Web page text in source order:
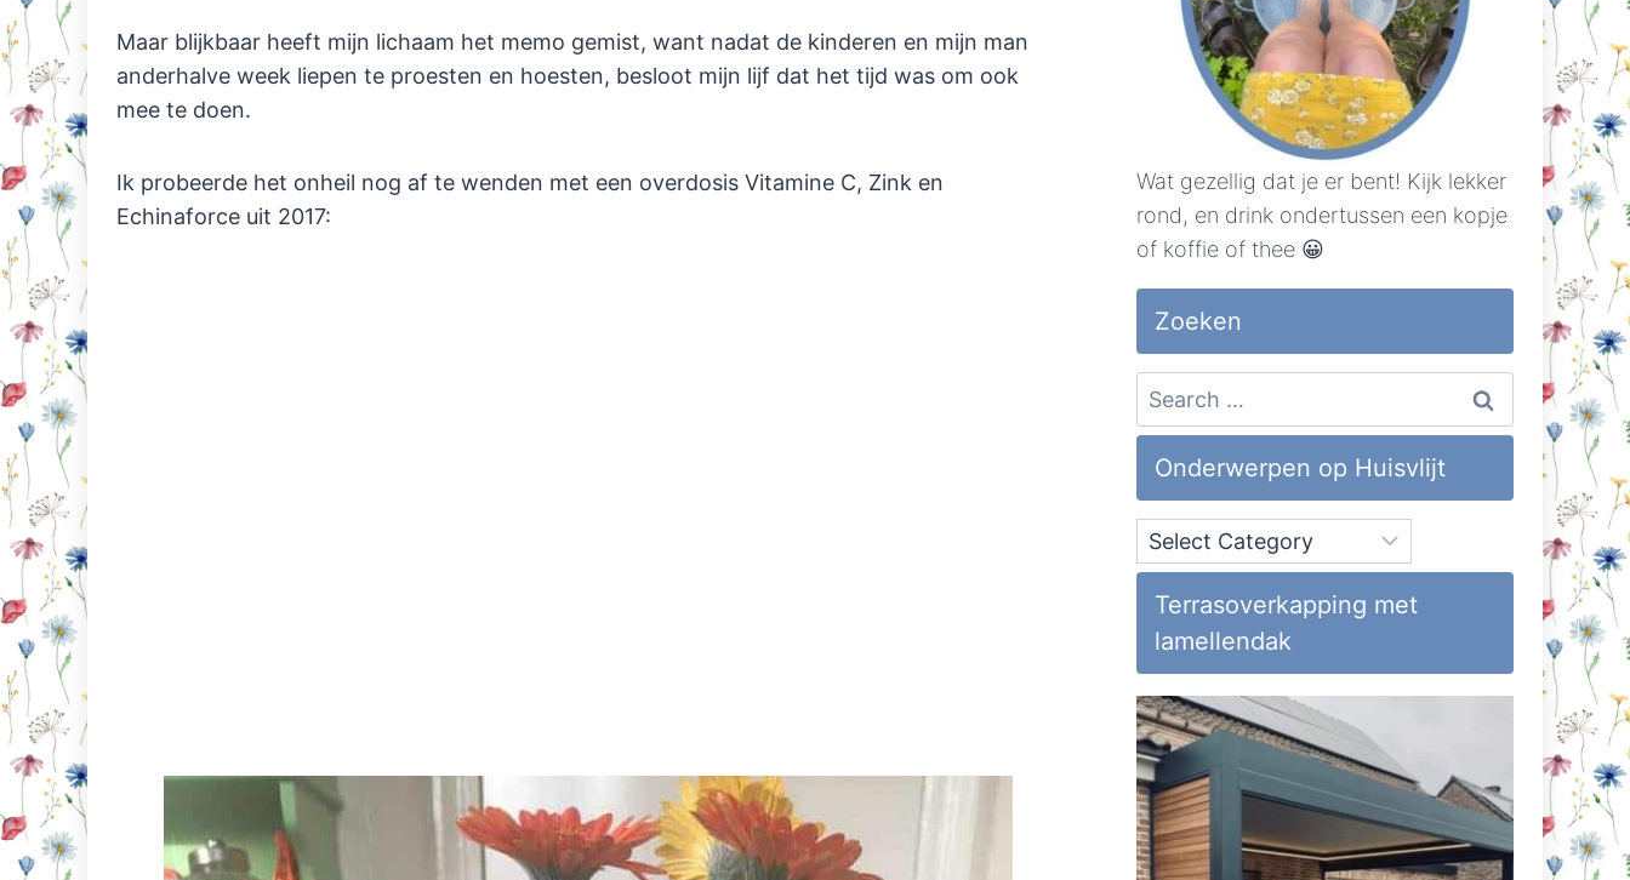
Maar blijkbaar heeft mijn lichaam het memo gemist, want nadat de kinderen en mijn man
anderhalve week liepen te proesten en hoesten, besloot mijn lijf dat het tijd was om ook
mee te doen.
Ik probeerde het onheil nog af te wenden met een overdosis Vitamine C, Zink en
Echinaforce uit 2017:
Wat gezellig dat je er bent! Kijk lekker
rond, en drink ondertussen een kopje
of koffie of thee 😀
Zoeken
Search
for:
Onderwerpen op Huisvlijt
Onderwerpen
op
Huisvlijt
Terrasoverkapping met
lamellendak